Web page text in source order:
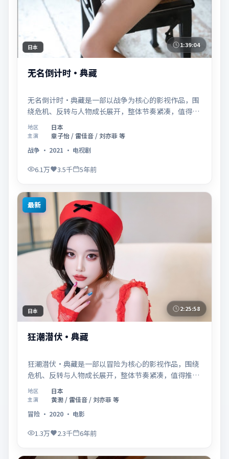
日本 1:39:04
无名倒计时·典藏
无名倒计时·典藏是一部以战争为核心的影视作品，围
绕危机、反转与人物成长展开，整体节奏紧凑，值得推
荐观看。
地区 日本
主演
章子怡 / 雷佳音 / 刘亦菲 等
战争 · 2021 · 电视剧
6.1万 3.5千 5年前
最新
日本 2:25:58
狂潮潜伏·典藏
狂潮潜伏·典藏是一部以冒险为核心的影视作品，围绕
危机、反转与人物成长展开，整体节奏紧凑，值得推荐
观看。
地区 日本
主演
黄渤 / 雷佳音 / 刘亦菲 等
冒险 · 2020 · 电影
1.3万 2.3千 6年前